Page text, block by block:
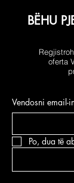
BËHU
oferta
Vendosni email-
Po, dua të